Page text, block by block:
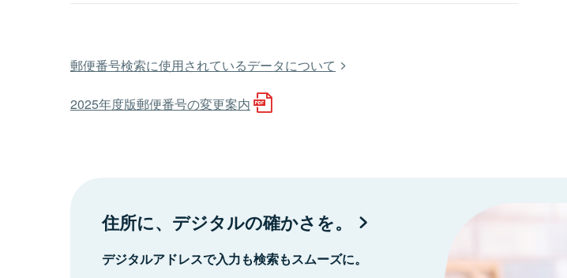
郵便番号検索に使用されているデータについて
2025年度版郵便番号の変更案内
住所に、デジタルの確かさを。
デジタルアドレスで入力も検索もスムーズに。